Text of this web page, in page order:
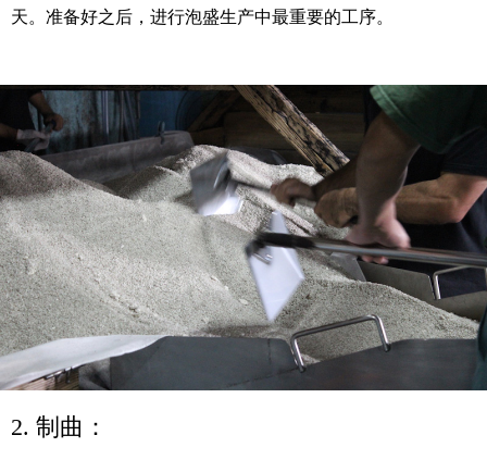
天。准备好之后，进行泡盛生产中最重要的工序。
2. 制曲：